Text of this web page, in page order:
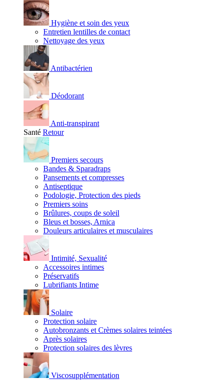
Hygiène et soin des yeux
Entretien lentilles de contact
Nettoyage des yeux
Antibactérien
Déodorant
Anti-transpirant
Santé Retour
Premiers secours
Bandes & Sparadraps
Pansements et compresses
Antiseptique
Podologie, Protection des pieds
Premiers soins
Brûlures, coups de soleil
Bleus et bosses, Arnica
Douleurs articulaires et musculaires
Intimité, Sexualité
Accessoires intimes
Préservatifs
Lubrifiants Intime
Solaire
Protection solaire
Autobronzants et Crèmes solaires teintées
Après solaires
Protection solaires des lèvres
Viscosupplémentation